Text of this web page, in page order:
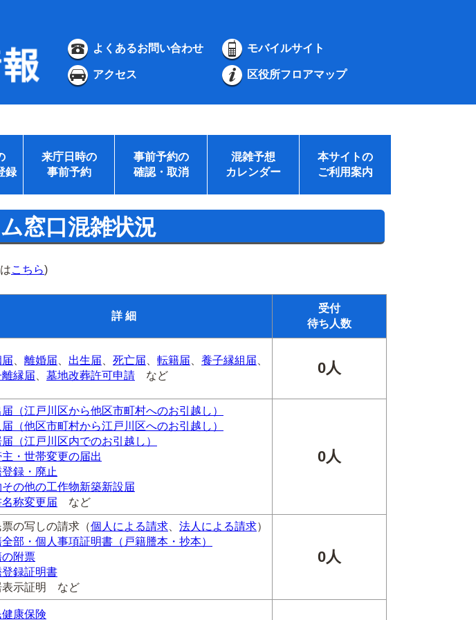
よくあるお問い合わせ モバイルサイト
アクセス 区役所フロアマップ
録
来庁日時の
事前予約
事前予約の
確認・取消
混雑予想
カレンダー
本サイトの
ご利用案内
窓口混雑状況
こちら)
詳 細
受付
待ち人数
離婚届 出生届 死亡届 転籍届 養子縁組届
縁届
墓地改葬許可申請 など 0人
（江戸川区から他区市町村へのお引越し）
（他区市町村から江戸川区へのお引越し）
（江戸川区内でのお引越し）
・世帯変更の届出
録・廃止
の他の工作物新築新設届
称変更届 など
0人
の写しの請求（個人による請求 法人による請求）
全部・個人事項証明書（戸籍謄本・抄本）
の附票
登録証明書
表示証明 など
0人
健康保険